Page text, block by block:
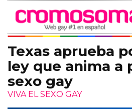
Texas aprueba
ley que anima a
sexo gay
VIVA EL SEXO GAY